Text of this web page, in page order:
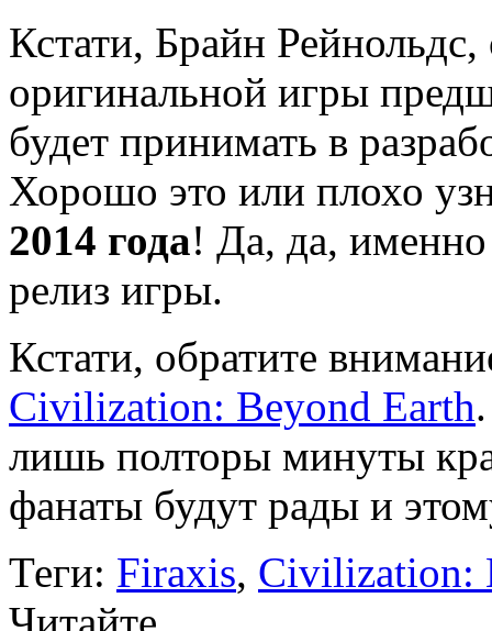
Кстати, Брайн Рейнольдс,
оригинальной игры
будет принимать в
Хорошо это или плохо
2014 года! Да, да, именно
релиз игры.
Кстати, обратите
Civilization: Beyond Earth
лишь полторы минуты
фанаты будут рады и
Теги: Firaxis, Civilization:
Читайте